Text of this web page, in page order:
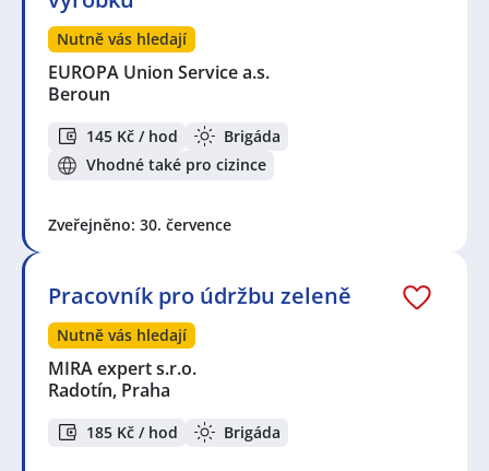
Nutně vás hledají
EUROPA Union Service a.s.
Beroun
145 Kč / hod
Brigáda
Vhodné také pro cizince
Zveřejněno: 30. července
Pracovník pro údržbu zeleně
Nutně vás hledají
MIRA expert s.r.o.
Radotín, Praha
185 Kč / hod Brigáda